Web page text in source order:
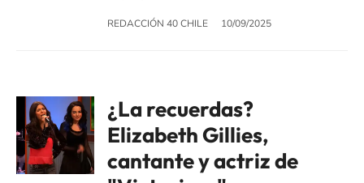
REDACCIÓN 40 CHILE 10/09/2025
¿La recuerdas?
Elizabeth Gillies,
cantante y actriz de